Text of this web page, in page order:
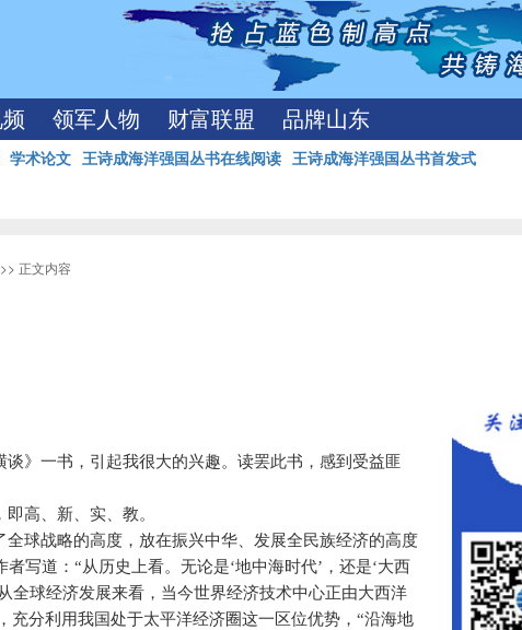
领军人物 财富联盟 品牌山东
学术论文 王诗成海洋强国丛书在线阅读 王诗成海洋强国丛书首发式
>> 正文内容
》一书，引起我很大的兴趣。读罢此书，感到受益匪
高、新、实、教。
球战略的高度，放在振兴中华、发展全民族经济的高度
写道：“从历史上看。无论是‘地中海时代’，还是‘大西
全球经济发展来看，当今世界经济技术中心正由大西洋
充分利用我国处于太平洋经济圈这一区位优势，“沿海地